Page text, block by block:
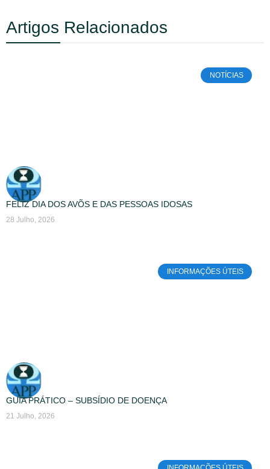
Artigos Relacionados
NOTÍCIAS
FELIZ DIA DOS AVÕS E DAS PESSOAS IDOSAS
28 Julho, 2026
INFORMAÇÕES ÚTEIS
GUIA PRÁTICO – SUBSÍDIO DE DOENÇA
21 Julho, 2026